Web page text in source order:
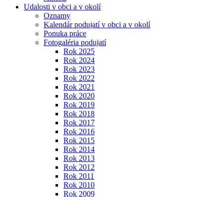
Udalosti v obci a v okolí
Oznamy
Kalendár podujatí v obci a v okolí
Ponuka práce
Fotogaléria podujatí
Rok 2025
Rok 2024
Rok 2023
Rok 2022
Rok 2021
Rok 2020
Rok 2019
Rok 2018
Rok 2017
Rok 2016
Rok 2015
Rok 2014
Rok 2013
Rok 2012
Rok 2011
Rok 2010
Rok 2009